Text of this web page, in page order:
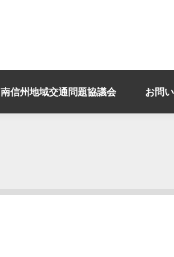
南信州地域交通問題協議会 お問